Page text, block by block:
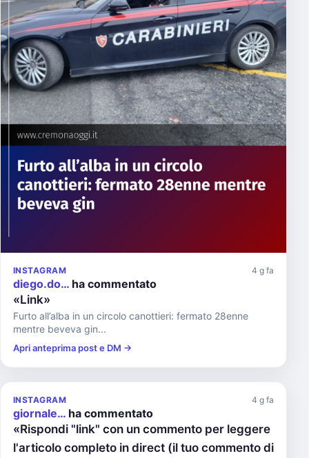
INSTAGRAM 4 g fa
diego.do… ha commentato
«Link»
Furto all’alba in un circolo canottieri: fermato 28enne
mentre beveva gin...
Apri anteprima post e DM →
INSTAGRAM 4 g fa
giornale… ha commentato
«Rispondi "link" con un commento per leggere
l'articolo completo in direct (il tuo commento di